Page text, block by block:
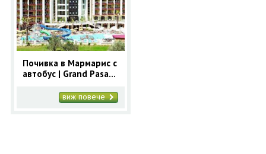
ЗА НАС
ФИРМЕНИ ДОКУМЕНТИ
0700 144 34
Почивка в Мармарис с
автобус | Grand Pasa
Мармарисвиж повече